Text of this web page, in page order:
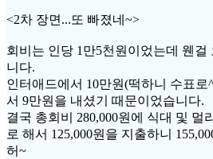
<2차 장면...또 빠졌네~>
회비는 인당 1만5천원이었는데 웬걸
니다.
인터애드에서 10만원(떡하니 수표로
서 9만원을 내셨기 때문이었습니다.
결국 총회비 280,000원에 식대 및 멀
로 해서 125,000원을 지출하니
허~